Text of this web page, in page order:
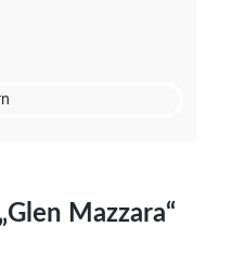
Mazzara“